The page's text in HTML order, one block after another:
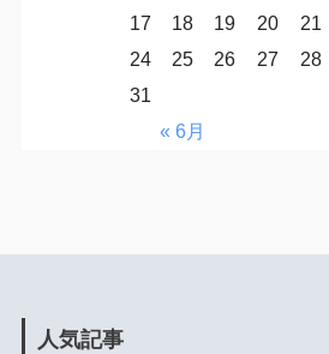
« 6月
17
18 19 20 21
24
25 26 27 28
31
人気記事